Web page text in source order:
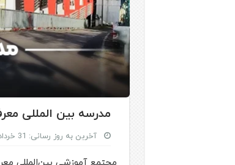
مدرسه بین المللی
آخرین به روز رسانی: 31 خرداد 1405